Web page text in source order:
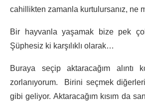
cahillikten zamanla kurtulursanız, ne
Bir hayvanla yaşamak bize pek
Şüphesiz ki karşılıklı olarak…
Buraya seçip aktaracağım alıntı
zorlanıyorum. Birini seçmek
gibi geliyor. Aktaracağım kısım da